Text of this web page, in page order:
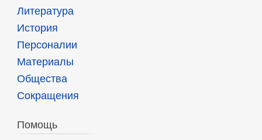
Литература
История
Персоналии
Материалы
Общества
Сокращения
Помощь